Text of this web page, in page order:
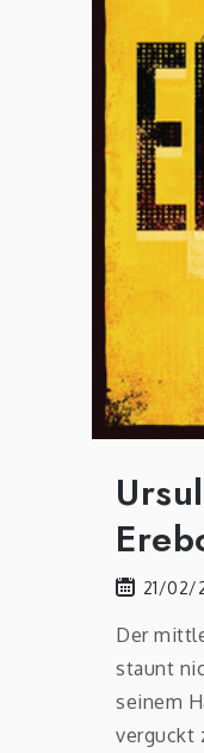
21/02/
Der
staunt
seinem
verguckt